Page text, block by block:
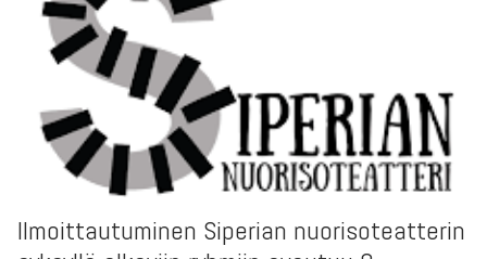
Ilmoittautuminen Siperian nuorisoteatterin